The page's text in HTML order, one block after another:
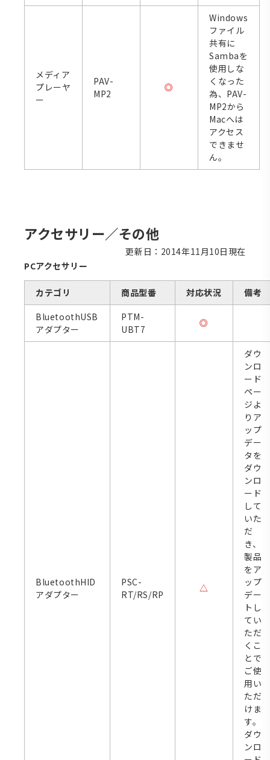
メディア
プレーヤ
ー
PAV-
MP2
◎
Windows
ファイル
共有に
Sambaを
使用しな
くなった
為、PAV-
MP2から
Macへは
アクセス
できませ
ん。
アクセサリー／その他
更新日：2014年11月10日現在
PCアクセサリー
カテゴリ 商品型番 対応状況
備考
BluetoothUSB
アダプター
PTM-
UBT7
◎
BluetoothHID
アダプター
PSC-
RT/RS/RP
△
ダウ
ンロ
ード
ペー
ジよ
りア
ップ
デー
タを
ダウ
ンロ
ード
して
いた
だ
き、
製品
をア
ップ
デー
トし
てい
ただ
くこ
とで
ご使
用い
ただ
けま
す。
ダウ
ンロ